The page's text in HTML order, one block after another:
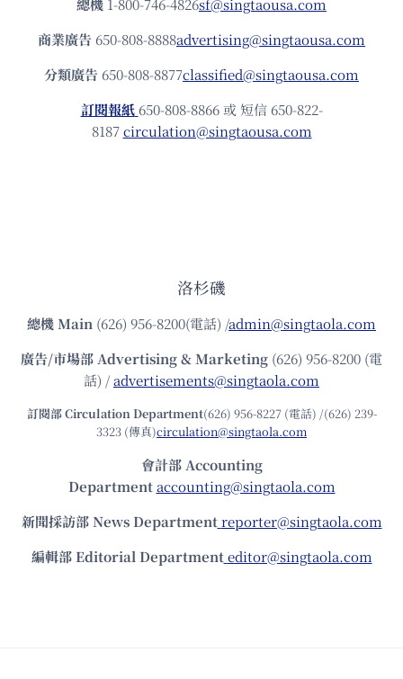
總機 1-800-746-4826sf@singtaousa.com
商業廣告 650-808-8888advertising@singtaousa.com
分類廣告 650-808-8877classified@singtaousa.com
訂閱報紙 650-808-8866 或 短信 650-822-
8187circulation@singtaousa.com
洛杉磯
總機Main (626) 956-8200(電話) /admin@singtaola.com
廣告/市場部Advertising & Marketing (626) 956-8200 (電
話) /advertisements@singtaola.com
訂閱部 Circulation Department(626) 956-8227 (電話) /(626) 239-
3323 (傳真)circulation@singtaola.com
會計部 Accounting
Department accounting@singtaola.com
新聞採訪部 News Department reporter@singtaola.com
編輯部 Editorial Department editor@singtaola.com